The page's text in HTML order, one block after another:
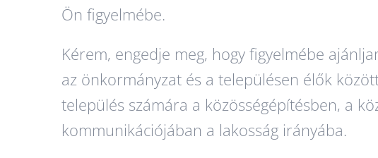
Ön figyelmébe.
Kérem, engedje meg, hogy figyelmébe
az önkormányzat és a településen élők
település számára a közösségépítésben, a
kommunikációjában a lakosság irányába.